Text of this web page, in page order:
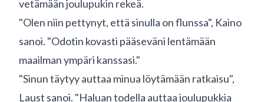
vetämään joulupukin rekeä.
"Olen niin pettynyt, että sinulla on flunssa", Kaino
sanoi. "Odotin kovasti pääseväni lentämään
maailman ympäri kanssasi."
"Sinun täytyy auttaa minua löytämään ratkaisu",
Laust sanoi. "Haluan todella auttaa joulupukkia